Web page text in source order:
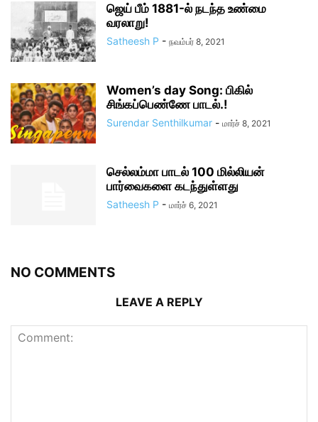
ஜெய் பீம் 1881-ல் நடந்த உண்மை
வரலாறு!
Satheesh P - நவம்பர் 8, 2021
Women’s day Song: பிகில்
சிங்கப்பெண்ணே பாடல்.!
Surendar Senthilkumar - மார்ச் 8, 2021
செல்லம்மா பாடல் 100 மில்லியன்
பார்வைகளை கடந்துள்ளது
Satheesh P - மார்ச் 6, 2021
NO COMMENTS
LEAVE A REPLY